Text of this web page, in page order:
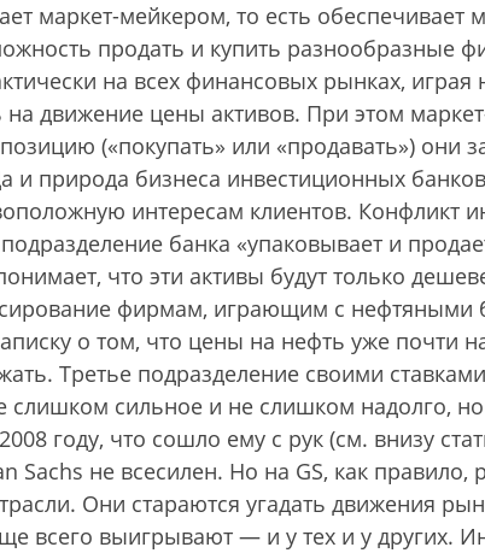
маркет-мейкером, то есть обеспечивает
продать и купить разнообразные
на всех финансовых рынках,
движение цены активов. При этом
(«покупать» или «продавать») они
и природа бизнеса инвестиционных
интересам клиентов. Конфликт
банка «упаковывает и
что эти активы будут только
фирмам, играющим с нефтяными
о том, что цены на нефть уже почти
Третье подразделение своими
слишком сильное и не слишком надолго,
году, что сошло ему с рук (см. внизу
Sachs не всесилен. Но на GS, как
Они стараются угадать движения
всего выигрывают — и у тех и у других.